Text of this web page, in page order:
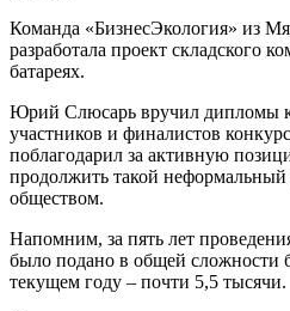
Команда «БизнесЭкология» из
разработала проект складского
батареях.
Юрий Слюсарь вручил дипломы
участников и финалистов
поблагодарил за активную
продолжить такой
обществом.
Напомним, за пять лет
было подано в общей сложности
текущем году – почти 5,5 тысячи.